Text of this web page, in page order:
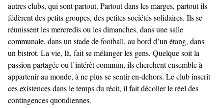
autres clubs, qui sont partout. Partout dans les marges, partout ils
fédèrent des petits groupes, des petites sociétés solidaires. Ils se
réunissent les mercredis ou les dimanches, dans une salle
communale, dans un stade de football, au bord d’un étang, dans
un bistrot. La vie, là, fait se mélanger les gens. Quelque soit la
passion partagée ou l’intérêt commun, ils cherchent ensemble à
appartenir au monde, à ne plus se sentir en-dehors. Le club inscrit
ces existences dans le temps du récit, il fait décoller le réel des
contingences quotidiennes.